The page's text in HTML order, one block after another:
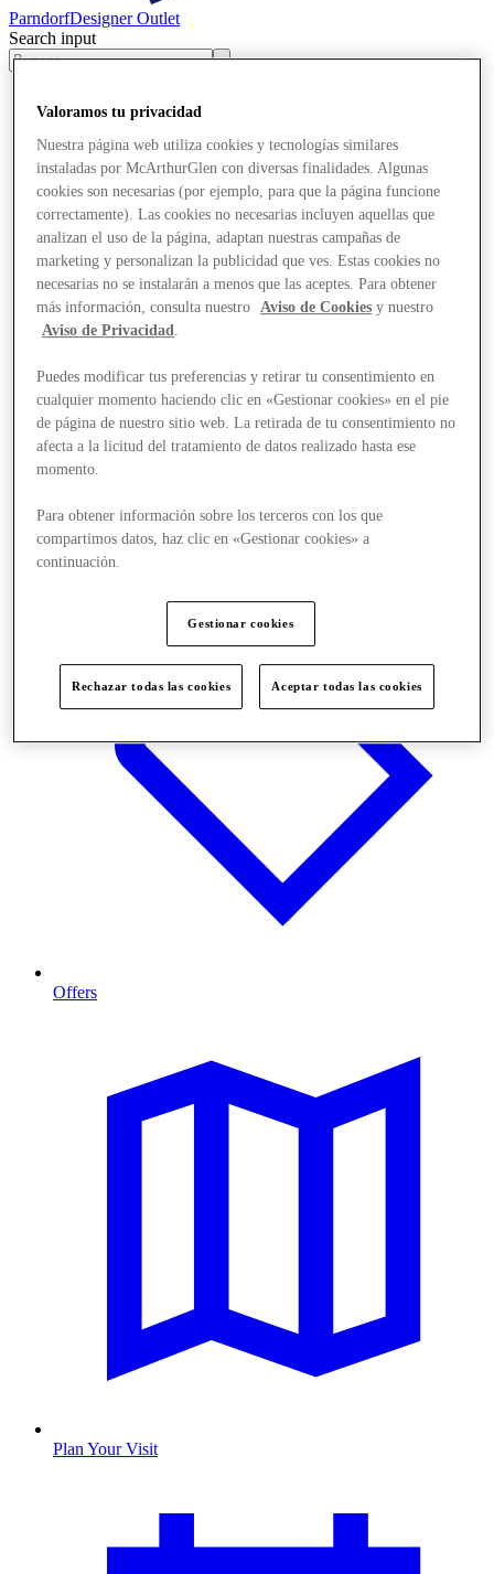
ParndorfDesigner Outlet
Search input
Stores
Offers
Plan Your Visit
Valoramos tu privacidad
Nuestra página web utiliza cookies y tecnologías similares
instaladas por McArthurGlen con diversas finalidades. Algunas
cookies son necesarias (por ejemplo, para que la página funcione
correctamente). Las cookies no necesarias incluyen aquellas que
analizan el uso de la página, adaptan nuestras campañas de
marketing y personalizan la publicidad que ves. Estas cookies no
necesarias no se instalarán a menos que las aceptes. Para obtener
más información, consulta nuestro
Aviso de Cookies y nuestro
Aviso de Privacidad
Puedes modificar tus preferencias y retirar tu consentimiento en
cualquier momento haciendo clic en «Gestionar cookies» en el pie
de página de nuestro sitio web. La retirada de tu consentimiento no
afecta a la licitud del tratamiento de datos realizado hasta ese
momento.
Para obtener información sobre los terceros con los que
compartimos datos, haz clic en «Gestionar cookies» a
continuación.
Gestionar cookies
Rechazar todas las cookies Aceptar todas las cookies